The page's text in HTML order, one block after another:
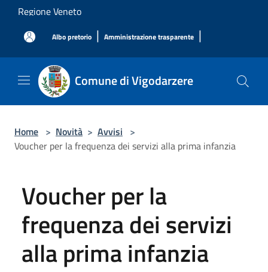
Salta al contenuto principale
Regione Veneto
Albo pretorio | Amministrazione trasparente |
Comune di Vigodarzere
Home > Novità > Avvisi >
Voucher per la frequenza dei servizi alla prima infanzia
Voucher per la
frequenza dei servizi
alla prima infanzia